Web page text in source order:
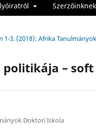
1-3. (2018): Afrika
–
Doktori Iskola